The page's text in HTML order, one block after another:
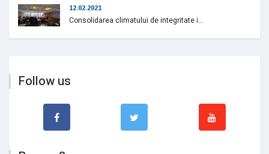
12.02.2021
Consolidarea climatului de integritate i...
Follow us